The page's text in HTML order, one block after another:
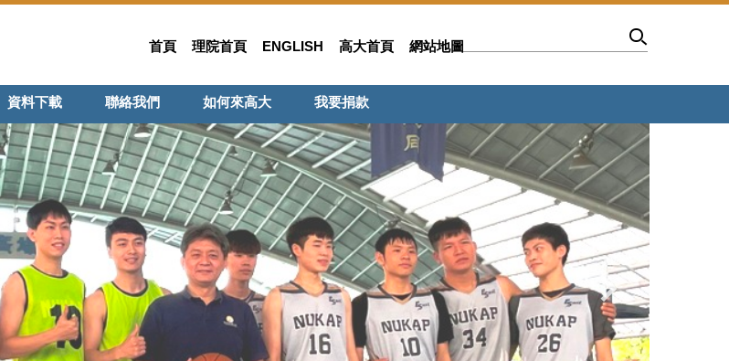
首頁 理院首頁 ENGLISH 高大首頁 網站地圖
資料下載 聯絡我們 如何來高大 我要捐款